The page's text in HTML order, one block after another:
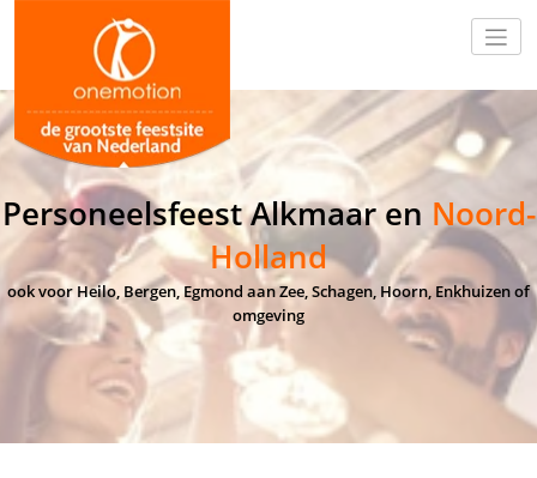
Personeelsfeest Alkmaar en Noord-
Holland
ook voor Heilo, Bergen, Egmond aan Zee, Schagen, Hoorn, Enkhuizen of
omgeving